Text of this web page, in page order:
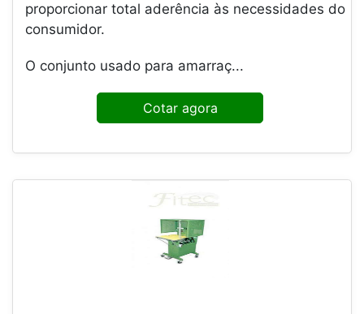
proporcionar total aderência às necessidades do
consumidor.
O conjunto usado para amarraç...
Cotar agora